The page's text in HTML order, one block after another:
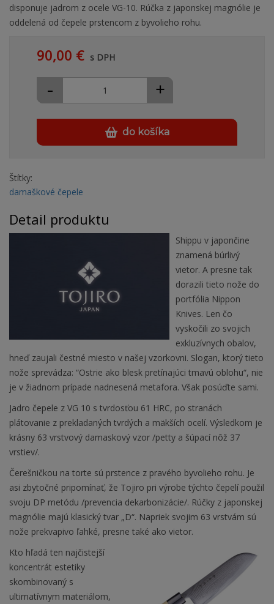
disponuje jadrom z ocele VG-10. Rúčka z japonskej magnólie je
oddelená od čepele prstencom z byvolieho rohu.
90,00 € s DPH
+
-
do košíka
Štítky:
damaškové čepele
Detail produktu
Shippu v japončine
znamená búrlivý
vietor. A presne tak
dorazili tieto nože do
portfólia Nippon
Knives. Len čo
vyskočili zo svojich
exkluzívnych obalov,
hneď zaujali čestné miesto v našej vzorkovni. Slogan, ktorý tieto
nože sprevádza: “Ostrie ako blesk pretínajúci tmavú oblohu“, nie
je v žiadnom prípade nadnesená metafora. Však posúďte sami.
Jadro čepele z VG 10 s tvrdosťou 61 HRC, po stranách
plátovanie z prekladaných tvrdých a mäkších ocelí. Výsledkom je
krásny 63 vrstvový damaskový vzor /petty a šúpací nôž 37
vrstiev/.
Čerešničkou na torte sú prstence z pravého byvolieho rohu. Je
asi zbytočné pripomínať, že Tojiro pri výrobe týchto čepelí použil
svoju DP metódu /prevencia dekarbonizácie/. Rúčky z japonskej
magnólie majú klasický tvar „D“. Napriek svojim 63 vrstvám sú
nože prekvapivo ľahké, presne také ako vietor.
Kto hľadá ten najčistejší
koncentrát estetiky
skombinovaný s
ultimatívnym materiálom,